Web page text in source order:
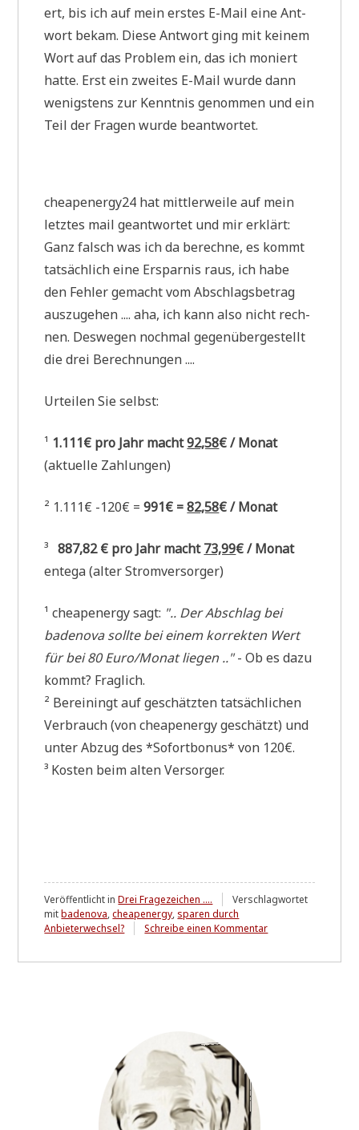
ert, bis ich auf mein erstes E-Mail eine Ant­
wort bekam. Die­se Ant­wort ging mit kei­nem
Wort auf das Pro­blem ein, das ich moniert
hat­te. Erst ein zwei­tes E-Mail wur­de dann
wenig­stens zur Kennt­nis genom­men und ein
Teil der Fra­gen wur­de beantwortet.
cheapenergy24 hat mitt­ler­wei­le auf mein
letz­tes mail geant­wor­tet und mir erklärt:
Ganz falsch was ich da berech­ne, es kommt
tat­säch­lich eine Erspar­nis raus, ich habe
den Feh­ler gemacht vom Abschlags­be­trag
aus­zu­ge­hen .... aha, ich kann also nicht rech­
nen. Des­we­gen noch­mal gegen­über­ge­stellt
die drei Berechnungen ....
Urtei­len Sie selbst:
¹ 1.111€ pro Jahr macht92,58€ / Monat
(aktu­el­le Zahlungen)
² 1.111€ -120€ =991€ =82,58€ / Monat
³ 887,82 € pro Jahr macht73,99€ / Monat
ente­ga (alter Stromversorger)
¹ che­a­pen­er­gy sagt: ".. Der Abschlag bei
bade­no­va soll­te bei einem kor­rek­ten Wert
für bei 80 Euro/Monat lie­gen .."- Ob es dazu
kommt? Fraglich.
² Berei­ningt auf geschätz­ten tat­säch­li­chen
Ver­brauch (von che­a­pen­er­gy geschätzt) und
unter Abzug des *Sofort­bo­nus* von 120€.
³ Kosten beim alten Versorger.
Veröffentlicht inDrei Fragezeichen ....
Verschlagwortet
mitbadenova,cheapenergy, sparen durch
Anbieterwechsel?
Schreibe einen Kommentarzu